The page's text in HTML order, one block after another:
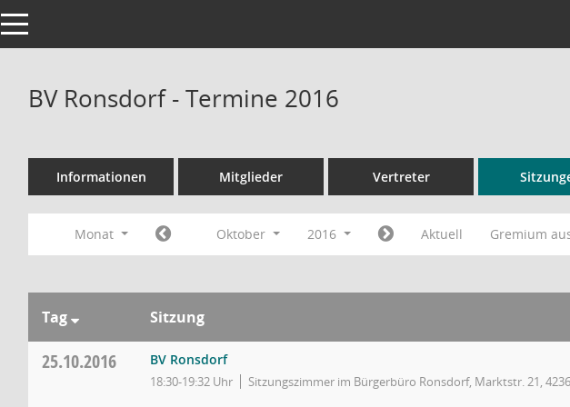
Toggle navigation
BV Ronsdorf - Termine 2016
Informationen Mitglieder Vertreter
Monat Oktober 2016 Aktuell Gremium
Tag Sitzung
25.10.2016 BV Ronsdorf
18:30-19:32 Uhr Sitzungszimmer im Bürgerbüro Ronsdorf, Marktstr. 21,